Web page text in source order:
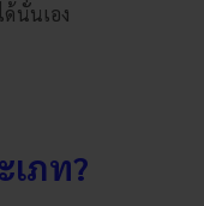
ด้นั่นเอง
ภท?